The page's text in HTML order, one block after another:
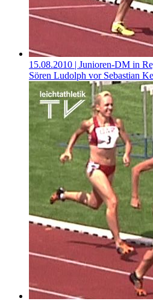
15.08.2010 | Junioren-DM in
Sören Ludolph vor Sebastian